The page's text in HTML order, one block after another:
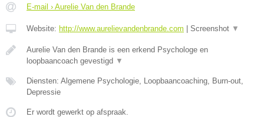
E-mail › Aurelie Van den Brande
Website: http://www.aurelievandenbrande.com | Screenshot ▼
Aurelie Van den Brande is een erkend Psychologe en
loopbaancoach gevestigd ▼
Diensten: Algemene Psychologie, Loopbaancoaching, Burn-out,
Depressie
Er wordt gewerkt op afspraak.